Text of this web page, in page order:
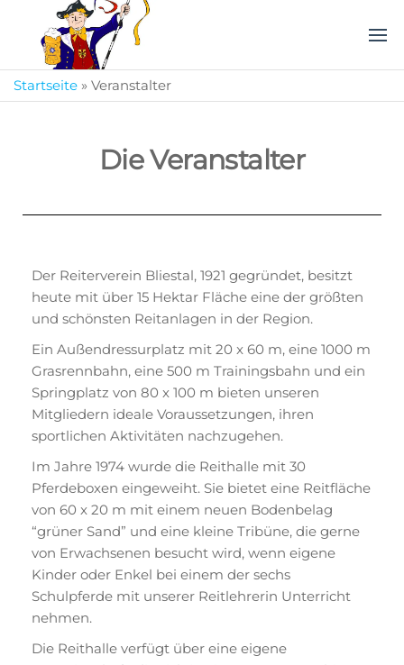
Webenheimer
Bauernfest
Saarland!
Startseite » Veranstalter
Die Veranstalter
Der Reiterverein Bliestal, 1921 gegründet, besitzt
heute mit über 15 Hektar Fläche eine der größten
und schönsten Reitanlagen in der Region.
Ein Außendressurplatz mit 20 x 60 m, eine 1000 m
Grasrennbahn, eine 500 m Trainingsbahn und ein
Springplatz von 80 x 100 m bieten unseren
Mitgliedern ideale Voraussetzungen, ihren
sportlichen Aktivitäten nachzugehen.
Im Jahre 1974 wurde die Reithalle mit 30
Pferdeboxen eingeweiht. Sie bietet eine Reitfläche
von 60 x 20 m mit einem neuen Bodenbelag
“grüner Sand” und eine kleine Tribüne, die gerne
von Erwachsenen besucht wird, wenn eigene
Kinder oder Enkel bei einem der sechs
Schulpferde mit unserer Reitlehrerin Unterricht
nehmen.
Die Reithalle verfügt über eine eigene